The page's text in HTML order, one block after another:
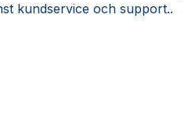
kundservice och support..